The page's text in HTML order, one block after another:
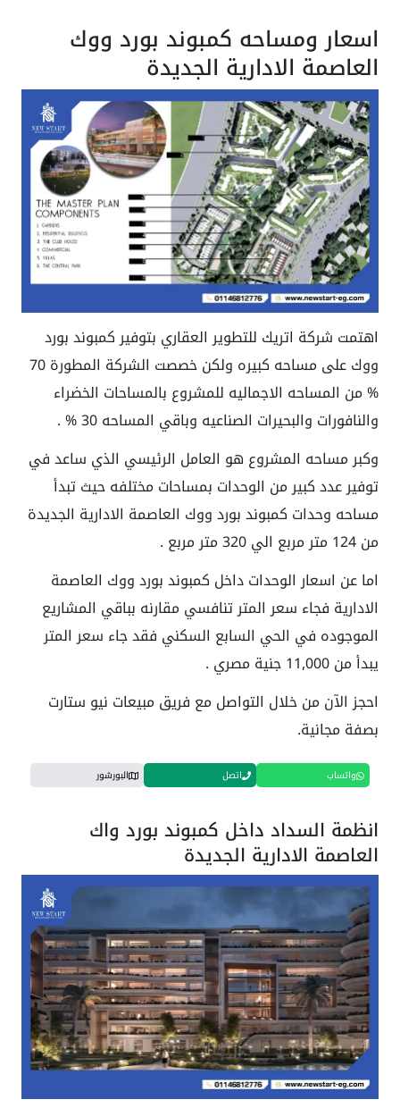
اسعار ومساحه كمبوند بورد ووك
العاصمة الادارية الجديدة
اهتمت شركة اتريك للتطوير العقاري بتوفير كمبوند بورد
ووك على مساحه كبيره ولكن خصصت الشركة المطورة 70
% من المساحه الاجماليه للمشروع بالمساحات الخضراء
والنافورات والبحيرات الصناعيه وباقي المساحه 30 % .
وكبر مساحه المشروع هو العامل الرئيسي الذي ساعد في
توفير عدد كبير من الوحدات بمساحات مختلفه حيث تبدأ
مساحه وحدات كمبوند بورد ووك العاصمة الادارية الجديدة
من 124 متر مربع الي 320 متر مربع .
اما عن اسعار الوحدات داخل كمبوند بورد ووك العاصمة
الادارية فجاء سعر المتر تنافسي مقارنه بباقي المشاريع
الموجوده في الحي السابع السكني فقد جاء سعر المتر
يبدأ من 11,000 جنية مصري .
احجز الآن من خلال التواصل مع فريق مبيعات نيو ستارت
بصفة مجانية.
واتساب اتصل البورشور
انظمة السداد داخل كمبوند بورد واك
العاصمة الادارية الجديدة